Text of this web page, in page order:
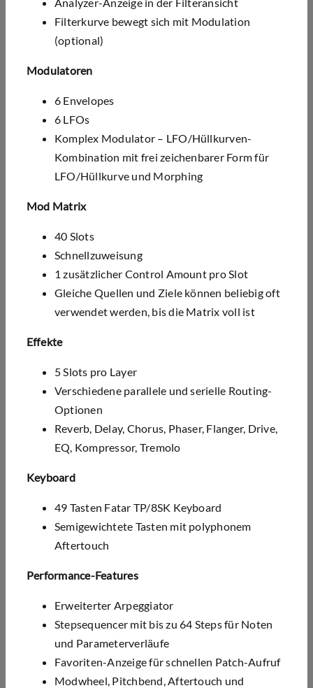
Filterkurve bewegt sich mit Modulation
(optional)
Modulatoren
6 Envelopes
6 LFOs
Komplex Modulator – LFO/Hüllkurven-
Kombination mit frei zeichenbarer Form für
LFO/Hüllkurve und Morphing
Mod Matrix
40 Slots
Schnellzuweisung
1 zusätzlicher Control Amount pro Slot
Gleiche Quellen und Ziele können beliebig oft
verwendet werden, bis die Matrix voll ist
Eﬀekte
5 Slots pro Layer
Verschiedene parallele und serielle Routing-
Optionen
Reverb, Delay, Chorus, Phaser, Flanger, Drive,
EQ, Kompressor, Tremolo
Keyboard
49 Tasten Fatar TP/8SK Keyboard
Semigewichtete Tasten mit polyphonem
Aftertouch
Performance-Features
Erweiterter Arpeggiator
Stepsequencer mit bis zu 64 Steps für Noten
und Parameterverläufe
Favoriten-Anzeige für schnellen Patch-Aufruf
Modwheel, Pitchbend, Aftertouch und